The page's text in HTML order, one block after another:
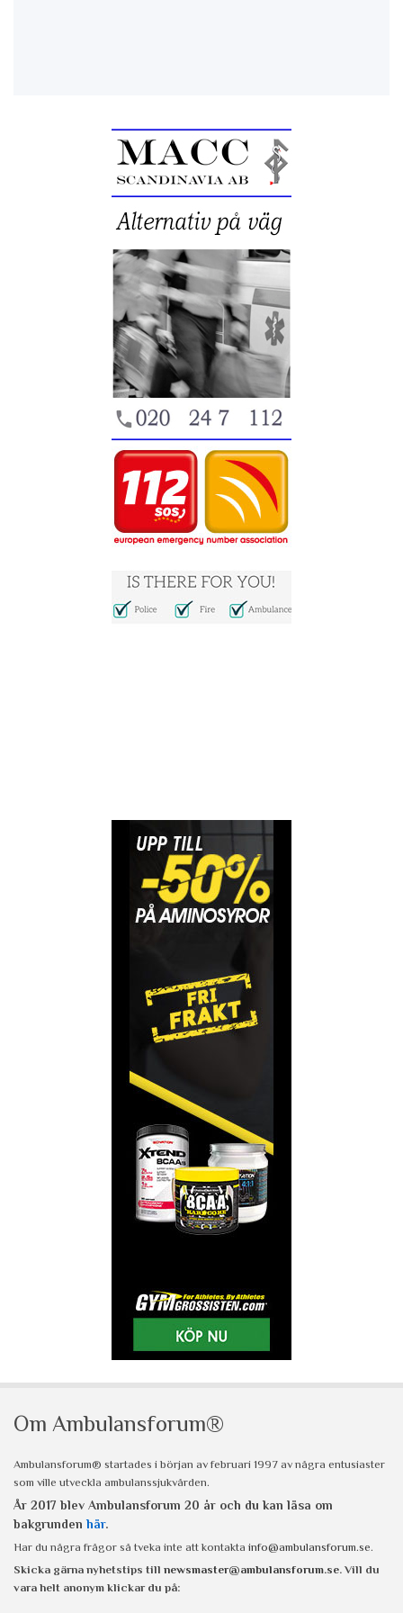
Om Ambulansforum®
Ambulansforum® startades i början av februari 1997 av några entusiaster
som ville utveckla ambulanssjukvården.
År 2017 blev Ambulansforum 20 år och du kan läsa om
bakgrunden här.
Har du några frågor så tveka inte att kontakta info@ambulansforum.se.
Skicka gärna nyhetstips till newsmaster@ambulansforum.se. Vill du
vara helt anonym klickar du på: